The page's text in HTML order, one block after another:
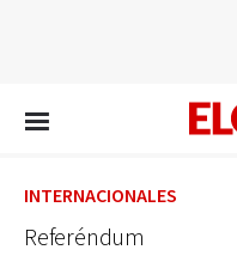
INTERNACIONALES
Referéndum